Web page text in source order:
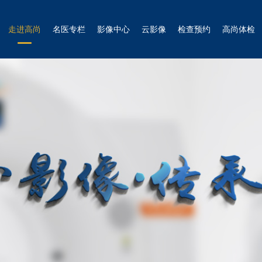
走进高尚 名医专栏 影像中心 云影像 检查预约 高尚体检